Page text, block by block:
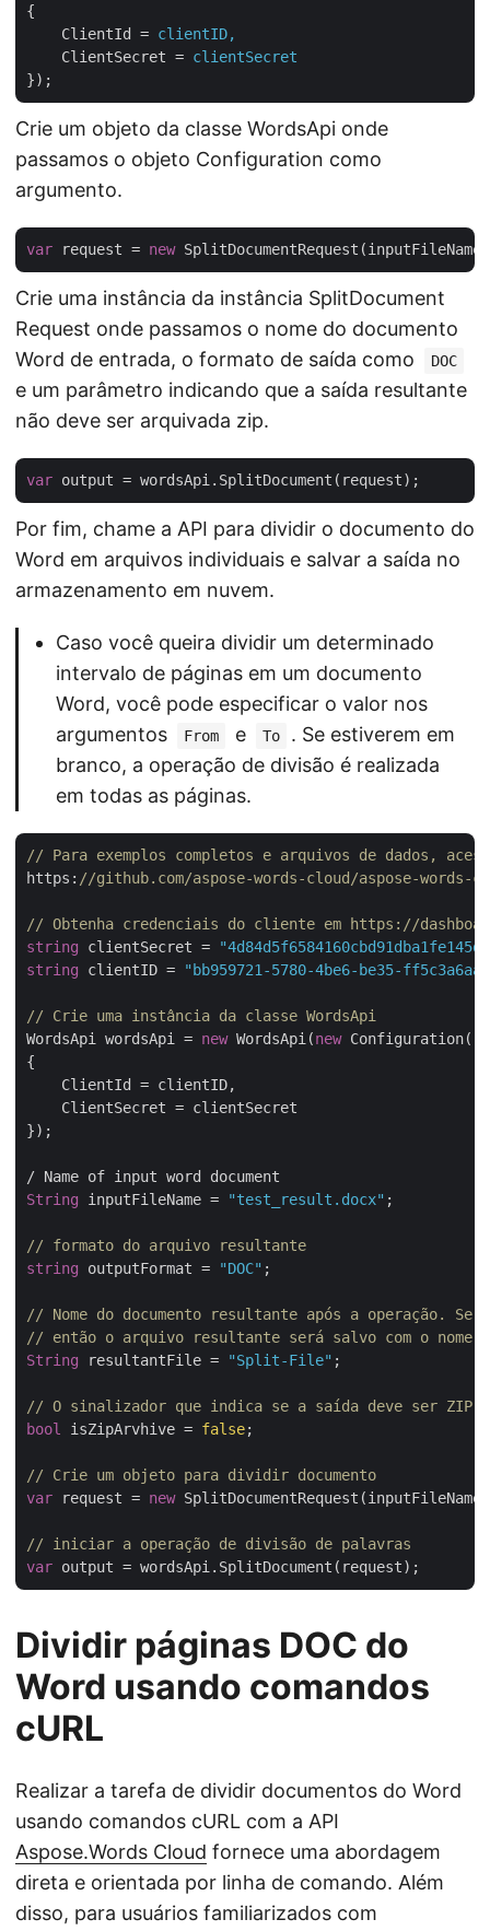
{
ClientId
= clientID,
ClientSecret = clientSecret
});
Crie um objeto da classe WordsApi onde
passamos o objeto Configuration como
argumento.
var request = new
Crie uma instância da instância SplitDocument
Request onde passamos o nome do documento
Word de entrada, o formato de saída como
DOC
e um parâmetro indicando que a saída resultante
não deve ser arquivada zip.
var
Por fim, chame a API para dividir o documento do
Word em arquivos individuais e salvar a saída no
armazenamento em nuvem.
Caso você queira dividir um determinado
intervalo de páginas em um documento
Word, você pode especificar o valor nos
argumentos
From e To
. Se estiverem em
branco, a operação de divisão é realizada
em todas as páginas.
// Para exemplos completos e arquivos de dados,
https: //github.com/aspose-words-cloud/aspose-words-
// Obtenha credenciais do cliente em https://
string clientSecret =
string clientID = "bb959721-5780-4be6-be35-
// Crie uma instância da classe WordsApi
WordsApi wordsApi = new WordsApi(new Configuration()
{
    ClientId = clientID,
    ClientSecret = clientSecret
});
String inputFileName = "test_result.docx" ;
// formato do arquivo resultante
string outputFormat = "DOC" ;
// Nome do documento resultante após a operação.
// então o arquivo resultante será salvo com o nome
String resultantFile = "Split-File" ;
// O sinalizador que indica se a saída deve ser ZIP.
bool
isZipArvhive = false;
// Crie um objeto para dividir documento
var request = new
// iniciar a operação de divisão de palavras
var
Dividir páginas DOC do
Word usando comandos
cURL
Realizar a tarefa de dividir documentos do Word
usando comandos cURL com a API
Aspose.Words Cloud fornece uma abordagem
direta e orientada por linha de comando. Além
disso, para usuários familiarizados com